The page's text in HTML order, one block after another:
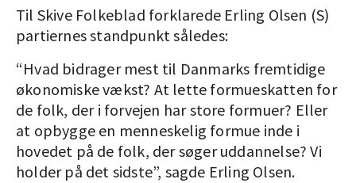
Til Skive Folkeblad forklarede Erling Olsen (S)
partiernes standpunkt således:
“Hvad bidrager mest til Danmarks fremtidige
økonomiske vækst? At lette formueskatten for
de folk, der i forvejen har store formuer? Eller
at opbygge en menneskelig formue inde i
hovedet på de folk, der søger uddannelse? Vi
holder på det sidste”, sagde Erling Olsen.